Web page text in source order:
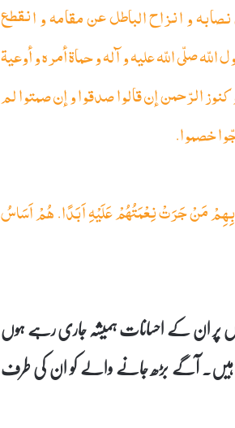
نصابه و انزاح الباطل عن مقامه و انقطع
صلّى اللّه عليه و آله و حماة أمره‌ و أوعية
الرّحمن إن قالوا صدقوا و إن صمتوا لم
خصموا.
مَنْ جَرَتْ نِعْمَتُهُمْ عَلَیْهِ اَبَدًا. هُمْ اَسَاسُ
پر ان کے احسانات ہمیشہ جاری رہے ہوں
ہیں۔ آگے بڑھ جانے والے کو ان کی طرف